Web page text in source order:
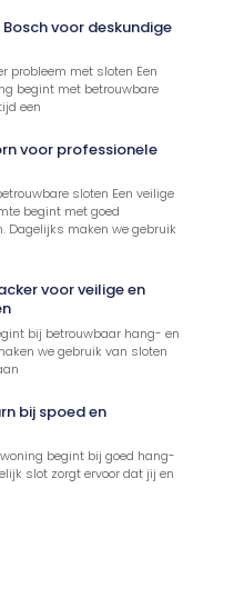
voor deskundige
probleem met sloten Een
begint met betrouwbare
een
voor professionele
sloten Een veilige
begint met goed
Dagelijks maken we gebruik
voor veilige en
bij betrouwbaar hang- en
we gebruik van sloten
bij spoed en
begint bij goed hang-
slot zorgt ervoor dat jij en